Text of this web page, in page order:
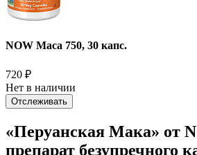
NOW Maca 750, 30 капс.
720 ₽
Нет в наличии
Отслеживать
«Перуанская Мака» от
препарат безупречного